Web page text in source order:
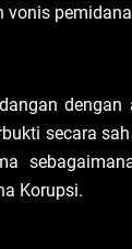
vonis
secara
Korupsi.